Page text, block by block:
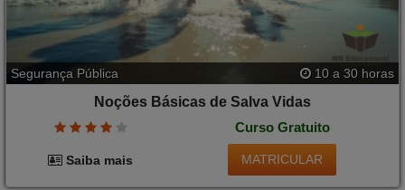
Segurança Pública 10 a 30 horas
Noções Básicas de Salva Vidas
Curso Gratuito
Saiba mais MATRICULAR